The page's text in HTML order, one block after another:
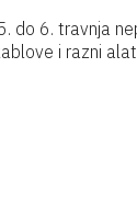
do 6. travnja
i razni